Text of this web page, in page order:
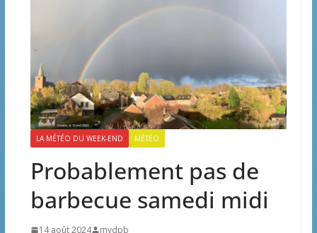
LA MÉTÉO DU WEEK-END MÉTÉO
Probablement pas de
barbecue samedi midi
14 août 2024 mvdpb